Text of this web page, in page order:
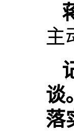
主
谈
落